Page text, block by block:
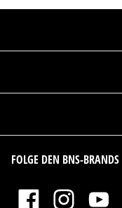
FOLGE DEN BNS-BRANDS